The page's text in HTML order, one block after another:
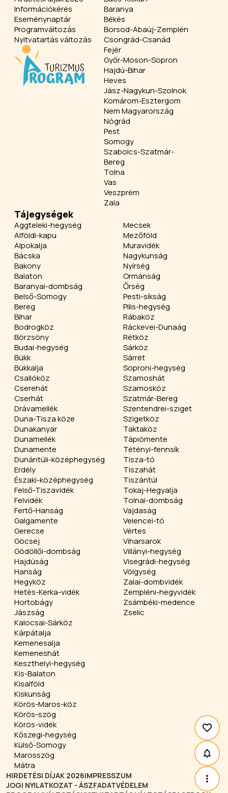
Információkérés
Eseménynaptár
Programváltozás
Nyitvatartás változás
Baranya
Békés
Borsod-Abaúj-Zemplén
Csongrád-Csanád
Fejér
Győr-Moson-Sopron
Hajdú-Bihar
Heves
Jász-Nagykun-Szolnok
Komárom-Esztergom
Nem Magyarország
Nógrád
Pest
Somogy
Szabolcs-Szatmár-
Bereg
Tolna
Vas
Veszprém
Zala
Tájegységek
Aggteleki-hegység
Alföldi-kapu
Alpokalja
Bácska
Bakony
Balaton
Baranyai-dombság
Belső-Somogy
Bereg
Bihar
Bodrogköz
Börzsöny
Budai-hegység
Bükk
Bükkalja
Csallóköz
Cserehát
Cserhát
Drávamellék
Duna-Tisza köze
Dunakanyar
Dunamellék
Dunamente
Dunántúli-középhegység
Erdély
Északi-középhegység
Felső-Tiszavidék
Felvidék
Fertő-Hanság
Galgamente
Gerecse
Göcsej
Gödöllői-dombság
Hajdúság
Hanság
Hegyköz
Hetés-Kerka-vidék
Hortobágy
Jászság
Kalocsai-Sárköz
Kárpátalja
Kemenesalja
Kemeneshát
Keszthelyi-hegység
Kis-Balaton
Kisalföld
Kiskunság
Körös-Maros-köz
Körös-szög
Körös-vidék
Kőszegi-hegység
Külső-Somogy
Marosszög
Mátra
Mecsek
Mezőföld
Muravidék
Nagykunság
Nyírség
Ormánság
Őrség
Pesti-síkság
Pilis-hegység
Rábaköz
Ráckevei-Dunaág
Rétköz
Sárköz
Sárrét
Soproni-hegység
Szamoshát
Szamosköz
Szatmár-Bereg
Szentendrei-sziget
Szigetköz
Taktaköz
Tápiómente
Tétényi-fennsík
Tisza-tó
Tiszahát
Tiszántúl
Tokaj-Hegyalja
Tolnai-dombság
Vajdaság
Velencei-tó
Vértes
Viharsarok
Villányi-hegység
Visegrádi-hegység
Völgység
Zalai-dombvidék
Zempléni-hegyvidék
Zsámbéki-medence
Zselic
HIRDETÉSI DÍJAK 2026IMPRESSZUM
JOGI NYILATKOZAT - ÁSZFADATVÉDELEM